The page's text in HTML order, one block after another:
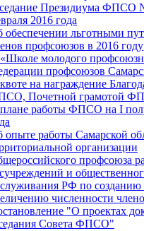
Президиума ФПСО
2016 года
обеспечении льготными
профсоюзов в 2016 году
молодого
профсоюзов
на награждение
Почетной грамотой
работы ФПСО на I
опыте работы Самарской
организации
профсоюза
и
РФ по
численности
"О проектах
Совета ФПСО"